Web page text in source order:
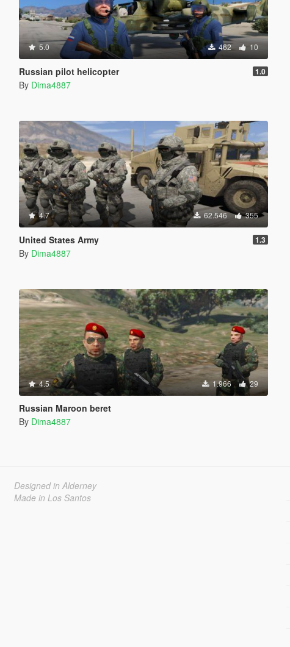
5.0 462 10
Russian pilot helicopter 1.0
By Dima4887
4.7 62.546 355
United States Army 1.3
By Dima4887
4.5 1.966 29
Russian Maroon beret
By Dima4887
Designed in Alderney
Made in Los Santos